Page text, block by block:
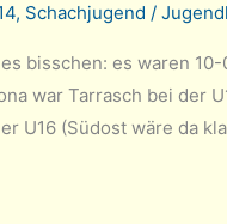
, Schachjugend /
bisschen: es waren
war Tarrasch bei der
U16 (Südost wäre da